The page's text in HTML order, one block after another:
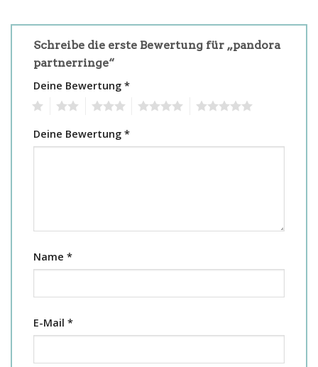
Schreibe die erste Bewertung für „pandora
partnerringe“
Deine Bewertung *
Deine Bewertung *
Name *
E-Mail *